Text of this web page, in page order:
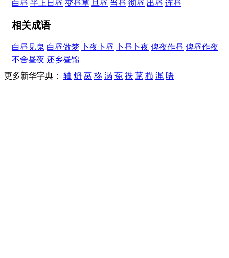
白昼 半上日昼 变昼草 旦昼 当昼 彻昼 出昼 连昼
相关成语
白昼见鬼 白昼做梦 卜夜卜昼 卜昼卜夜 俾夜作昼 俾昼作夜
不舍昼夜 还乡昼锦
更多新华字典： 轴 炿 莴 柊 涡 莬 祑 荱 栉 浘 唔